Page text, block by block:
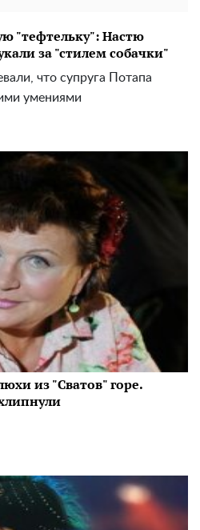
"тефтельку": Настю
за "стилем собачки"
что супруга Потапа
умениями
из "Сватов" горе.